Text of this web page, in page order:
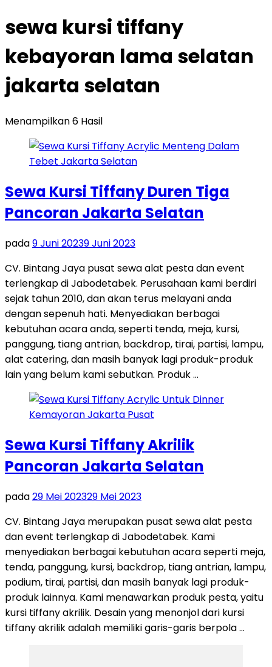
sewa kursi tiffany
kebayoran lama selatan
jakarta selatan
Menampilkan 6 Hasil
Sewa Kursi Tiffany Duren Tiga
Pancoran Jakarta Selatan
pada9 Juni 20239 Juni 2023
CV. Bintang Jaya pusat sewa alat pesta dan event
terlengkap di Jabodetabek. Perusahaan kami berdiri
sejak tahun 2010, dan akan terus melayani anda
dengan sepenuh hati. Menyediakan berbagai
kebutuhan acara anda, seperti tenda, meja, kursi,
panggung, tiang antrian, backdrop, tirai, partisi, lampu,
alat catering, dan masih banyak lagi produk-produk
lain yang belum kami sebutkan. Produk …
Sewa Kursi Tiffany Akrilik
Pancoran Jakarta Selatan
pada29 Mei 202329 Mei 2023
CV. Bintang Jaya merupakan pusat sewa alat pesta
dan event terlengkap di Jabodetabek. Kami
menyediakan berbagai kebutuhan acara seperti meja,
tenda, panggung, kursi, backdrop, tiang antrian, lampu,
podium, tirai, partisi, dan masih banyak lagi produk-
produk lainnya. Kami menawarkan produk pesta, yaitu
kursi tiffany akrilik. Desain yang menonjol dari kursi
tiffany akrilik adalah memiliki garis-garis berpola …